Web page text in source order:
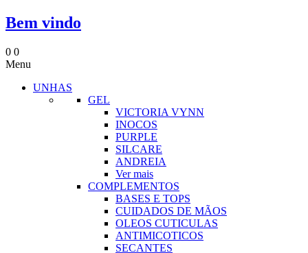
Bem vindo
0 0
Menu
UNHAS
GEL
VICTORIA VYNN
INOCOS
PURPLE
SILCARE
ANDREIA
Ver mais
COMPLEMENTOS
BASES E TOPS
CUIDADOS DE MÃOS
OLEOS CUTICULAS
ANTIMICOTICOS
SECANTES